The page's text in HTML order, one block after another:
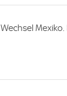
Wechsel